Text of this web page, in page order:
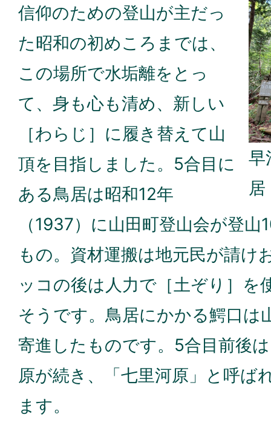
早
居
信仰のための登山が主だっ
た昭和の初めころまでは、
この場所で水垢離をとっ
て、身も心も清め、新しい
［わらじ］に履き替えて山
頂を目指しました。5合目に
ある鳥居は昭和12年
（1937）に山田町登山会が登
もの。資材運搬は地元民が請け
ッコの後は人力で［土ぞり］を
そうです。鳥居にかかる鰐口は
寄進したものです。5合目前後
原が続き、「七里河原」と呼ば
ます。